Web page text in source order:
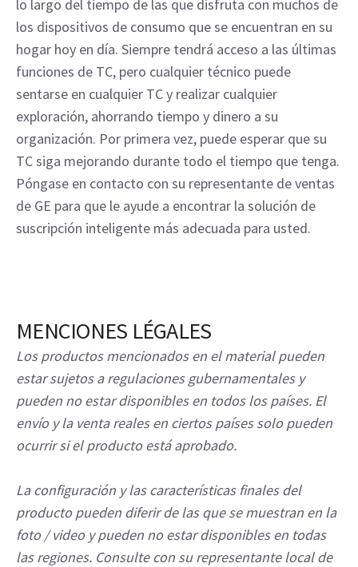
lo largo del tiempo de las que disfruta con muchos de
los dispositivos de consumo que se encuentran en su
hogar hoy en día. Siempre tendrá acceso a las últimas
funciones de TC, pero cualquier técnico puede
sentarse en cualquier TC y realizar cualquier
exploración, ahorrando tiempo y dinero a su
organización. Por primera vez, puede esperar que su
TC siga mejorando durante todo el tiempo que tenga.
Póngase en contacto con su representante de ventas
de GE para que le ayude a encontrar la solución de
suscripción inteligente más adecuada para usted.
MENCIONES LÉGALES
Los productos mencionados en el material pueden
estar sujetos a regulaciones gubernamentales y
pueden no estar disponibles en todos los países. El
envío y la venta reales en ciertos países solo pueden
ocurrir si el producto está aprobado.
La configuración y las características finales del
producto pueden diferir de las que se muestran en la
foto / video y pueden no estar disponibles en todas
las regiones. Consulte con su representante local de